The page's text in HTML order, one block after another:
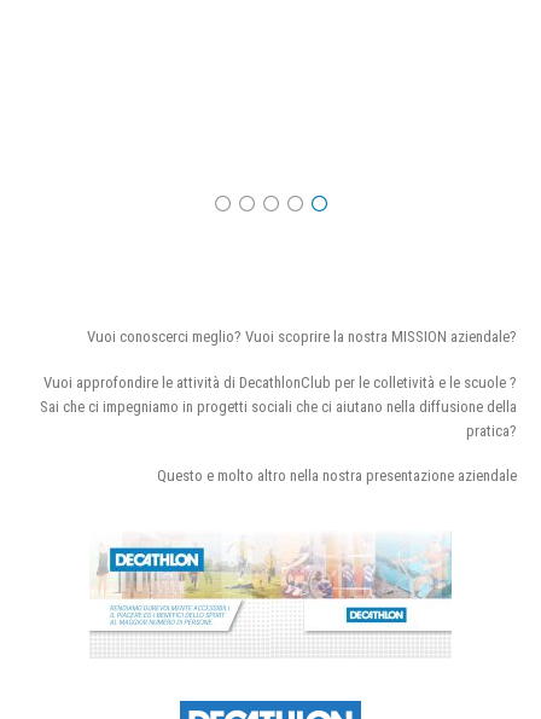
Vuoi conoscerci meglio? Vuoi scoprire la nostra MISSION aziendale?
Vuoi approfondire le attività di DecathlonClub per le colletività e le scuole ?
Sai che ci impegniamo in progetti sociali che ci aiutano nella diffusione della
pratica?
Questo e molto altro nella nostra presentazione aziendale